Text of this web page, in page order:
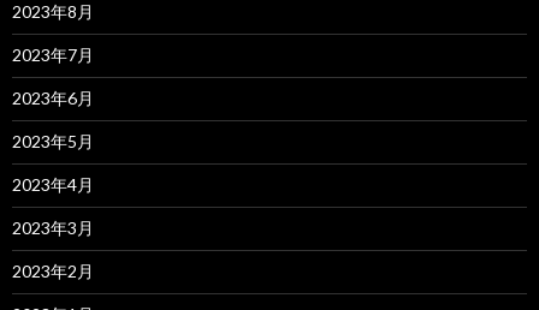
2023年8月
2023年7月
2023年6月
2023年5月
2023年4月
2023年3月
2023年2月